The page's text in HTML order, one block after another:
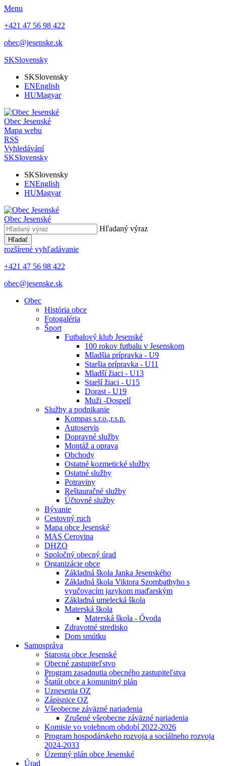
Menu
+421 47 56 98 422
obec@jesenske.sk
SKSlovensky
SKSlovensky
ENEnglish
HUMagyar
Obec Jesenské
Mapa webu
RSS
Vyhledávání
SKSlovensky
SKSlovensky
ENEnglish
HUMagyar
Obec Jesenské
Hľadaný výraz
Hľadať
rozšírené vyhľadávanie
+421 47 56 98 422
obec@jesenske.sk
Obec
História obce
Fotogaléria
Šport
Futbalový klub Jesenské
100 rokov futbalu v Jesenskom
Mladšia prípravka - U9
Staršia prípravka - U11
Mladší žiaci - U13
Starší žiaci - U15
Dorast - U19
Muži -Dospelí
Služby a podnikanie
Kompas s.r.o.,r.s.p.
Autoservis
Dopravné služby
Montáž a oprava
Obchody
Ostatné kozmetické služby
Ostatné služby
Potraviny
Reštauračné služby
Účtovné služby
Bývanie
Cestovný ruch
Mapa obce Jesenské
MAS Cerovina
DHZO
Spoločný obecný úrad
Organizácie obce
Základná škola Janka Jesenského
Základná škola Viktora Szombathyho s
vyučovacím jazykom maďarským
Základná umelecká škola
Materská škola
Materská škola - Óvoda
Zdravotné stredisko
Dom smútku
Samospráva
Starosta obce Jesenské
Obecné zastupiteľstvo
Program zasadnutia obecného zastupiteľstva
Štatút obce a komunitný plán
Uznesenia OZ
Zápisnice OZ
Všeobecne záväzné nariadenia
Zrušené všeobecne záväzné nariadenia
Komisie vo volebnom období 2022-2026
Program hospodárskeho rozvoja a sociálneho rozvoja
2024-2033
Územný plán obce Jesenské
Úrad